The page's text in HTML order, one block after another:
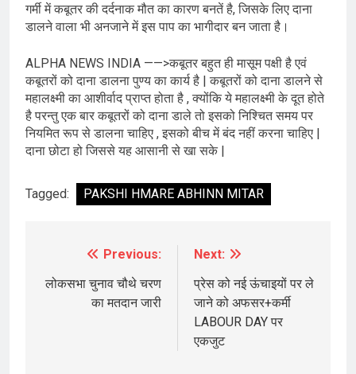
गर्मी में कबूतर की दर्दनाक मौत का कारण बनतें है, जिसके लिए दाना
डालने वाला भी अनजाने में इस पाप का भागीदार बन जाता है।
ALPHA NEWS INDIA ——>कबूतर बहुत ही मासूम पक्षी है एवं
कबूतरों को दाना डालना पुण्य का कार्य है | कबूतरों को दाना डालने से
महालक्ष्मी का आशीर्वाद प्राप्त होता है , क्योंकि ये महालक्ष्मी के दूत होते
है परन्तु एक बार कबूतरों को दाना डाले तो इसको निश्चित समय पर
नियमित रूप से डालना चाहिए , इसको बीच में बंद नहीं करना चाहिए |
दाना छोटा हो जिससे यह आसानी से खा सके |
Tagged: PAKSHI HMARE ABHINN MITAR
navigation
Previous:
लोकसभा चुनाव चौथे चरण
का मतदान जारी
Next:
प्रेस को नई ऊंचाइयों पर ले
जाने को अफसर+कर्मी
LABOUR DAY पर
एकजुट